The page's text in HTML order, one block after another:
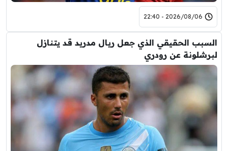
2026/08/06 - 22:40
السبب الحقيقي الذي جعل ريال مدريد قد يتنازل
لبرشلونة عن رودري